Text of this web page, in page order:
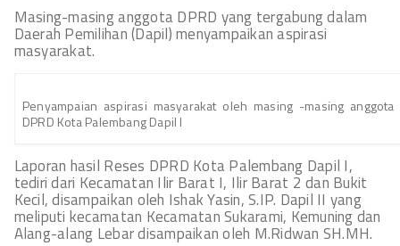
Masing-masing anggota DPRD yang tergabung dalam
Daerah Pemilihan (Dapil) menyampaikan aspirasi
masyarakat.
Penyampaian aspirasi masyarakat oleh masing -masing anggota
DPRD Kota Palembang Dapil I
Laporan hasil Reses DPRD Kota Palembang Dapil I,
tediri dari Kecamatan Ilir Barat I, Ilir Barat 2 dan Bukit
Kecil, disampaikan oleh Ishak Yasin, S.IP. Dapil II yang
meliputi kecamatan Kecamatan Sukarami, Kemuning dan
Alang-alang Lebar disampaikan oleh M.Ridwan SH.MH.